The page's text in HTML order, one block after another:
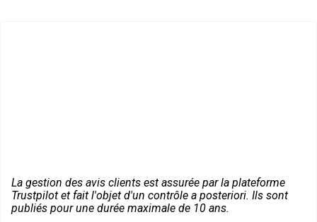
La gestion des avis clients est assurée par la plateforme
Trustpilot et fait l'objet d'un contrôle a posteriori. Ils sont
publiés pour une durée maximale de 10 ans.